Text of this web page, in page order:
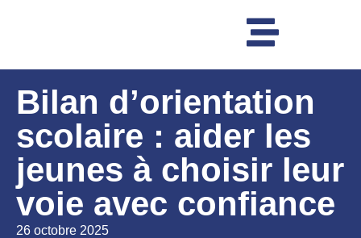
Bilan d’orientation
scolaire : aider les
jeunes à choisir leur
voie avec confiance
26 octobre 2025